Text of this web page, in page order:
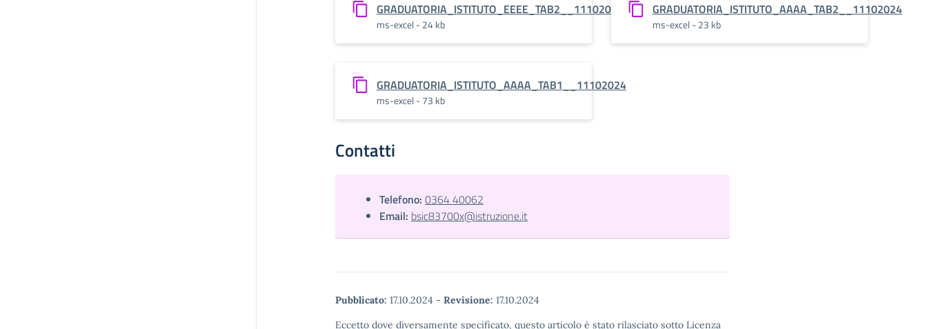
GRADUATORIA_ISTITUTO_EEEE_TAB2__11102024
ms-excel - 24 kb
GRADUATORIA_ISTITUTO_AAAA_TAB2__11102024
ms-excel - 23 kb
GRADUATORIA_ISTITUTO_AAAA_TAB1__11102024
ms-excel - 73 kb
Contatti
Telefono: 0364 40062
Email: bsic83700x@istruzione.it
Pubblicato: 17.10.2024 - Revisione: 17.10.2024
Eccetto dove diversamente specificato, questo articolo è stato rilasciato sotto Licenza